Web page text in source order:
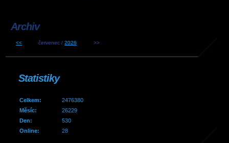
Archiv
<< červenec /2026 >>
Statistiky
Online: 28
Celkem:
2476380
Měsíc:
26229
Den:
530